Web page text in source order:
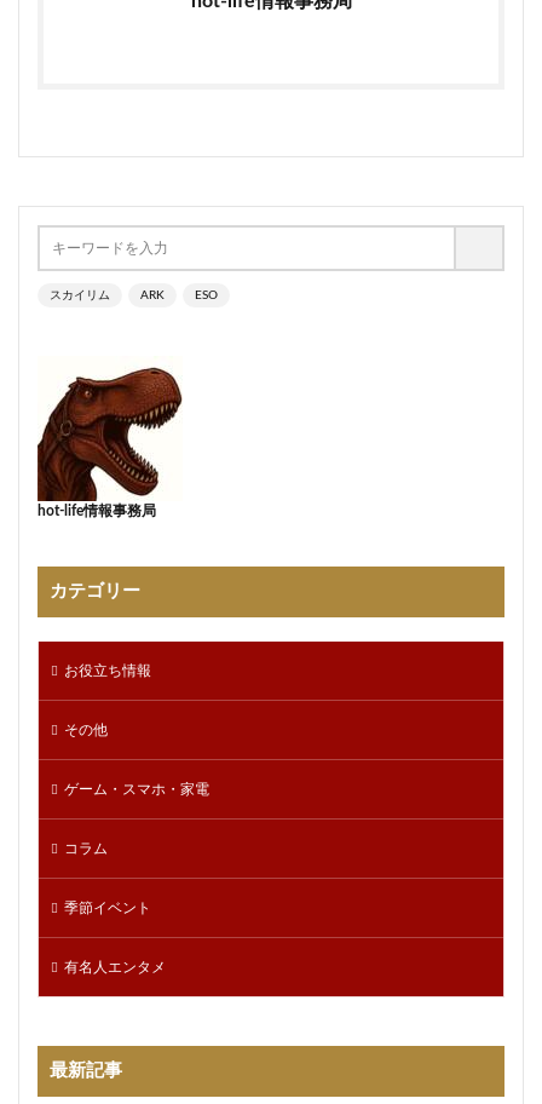
スカイリム ARK ESO
hot-life情報事務局
カテゴリー
お役立ち情報
その他
ゲーム・スマホ・家電
コラム
季節イベント
有名人エンタメ
最新記事